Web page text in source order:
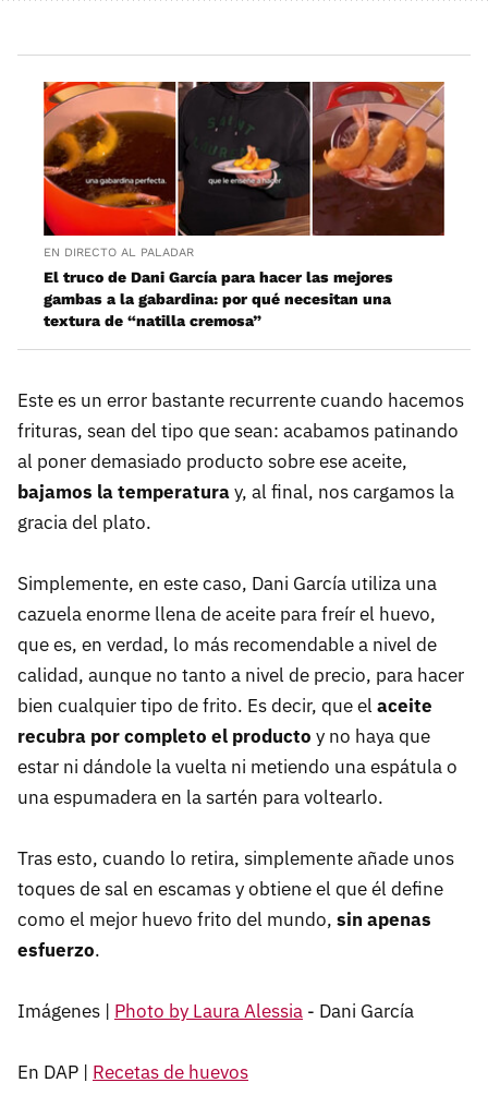
EN DIRECTO AL PALADAR
El truco de Dani García para hacer las mejores
gambas a la gabardina: por qué necesitan una
textura de “natilla cremosa”
Este es un error bastante recurrente cuando hacemos
frituras, sean del tipo que sean: acabamos patinando
al poner demasiado producto sobre ese aceite,
bajamos la temperaturay, al final, nos cargamos la
gracia del plato.
Simplemente, en este caso, Dani García utiliza una
cazuela enorme llena de aceite para freír el huevo,
que es, en verdad, lo más recomendable a nivel de
calidad, aunque no tanto a nivel de precio, para hacer
bien cualquier tipo de frito. Es decir, que el aceite
recubra por completo el producto y no haya que
estar ni dándole la vuelta ni metiendo una espátula o
una espumadera en la sartén para voltearlo.
Tras esto, cuando lo retira, simplemente añade unos
toques de sal en escamas y obtiene el que él define
como el mejor huevo frito del mundo, sin apenas
esfuerzo.
Imágenes | Photo by Laura Alessia - Dani García
En DAP | Recetas de huevos